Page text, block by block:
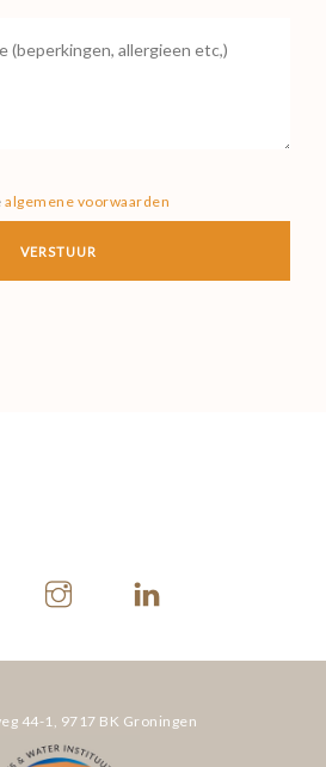
algemene voorwaarden
44-1, 9717 BK Groningen